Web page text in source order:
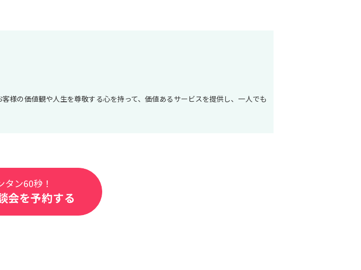
様の価値観や人生を尊敬する心を持って、価値あるサービスを提供し、一人でも
タン60秒！
会を予約する